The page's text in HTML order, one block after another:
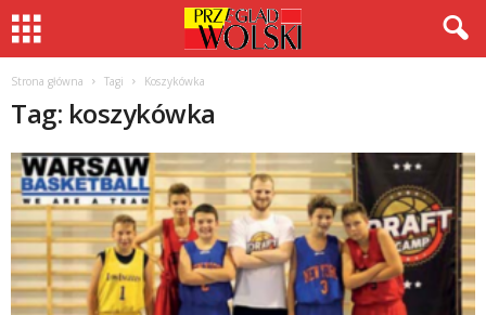
Strona główna Tagi Koszykówka
Tag: koszykówka